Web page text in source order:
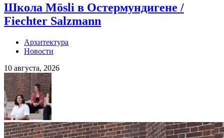
Школа Mösli в Остермундигене /
Fiechter Salzmann
Архитектура
Новости
10 августа, 2026